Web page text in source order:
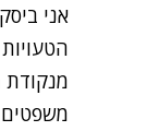
אני